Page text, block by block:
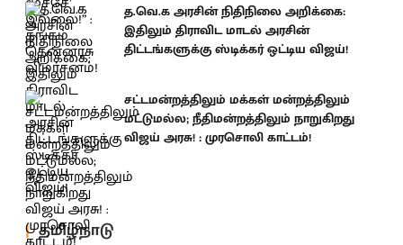
த.வெ.க அரசின் நிதிநிலை அறிக்கை:
இதிலும் திராவிட மாடல் அரசின்
திட்டங்களுக்கு ஸ்டிக்கர் ஒட்டிய விஜய்!
சட்டமன்றத்திலும் மக்கள் மன்றத்திலும்
மட்டுமல்ல; நீதிமன்றத்திலும் நாறுகிறது
விஜய் அரசு! : முரசொலி காட்டம்!
தமிழ்நாடு